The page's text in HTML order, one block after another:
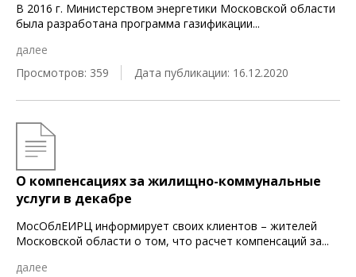
В 2016 г. Министерством энергетики Московской области
была разработана программа газификации...
далее
Просмотров: 359
Дата публикации: 16.12.2020
О компенсациях за жилищно-коммунальные
услуги в декабре
МосОблЕИРЦ информирует своих клиентов – жителей
Московской области о том, что расчет компенсаций за...
далее